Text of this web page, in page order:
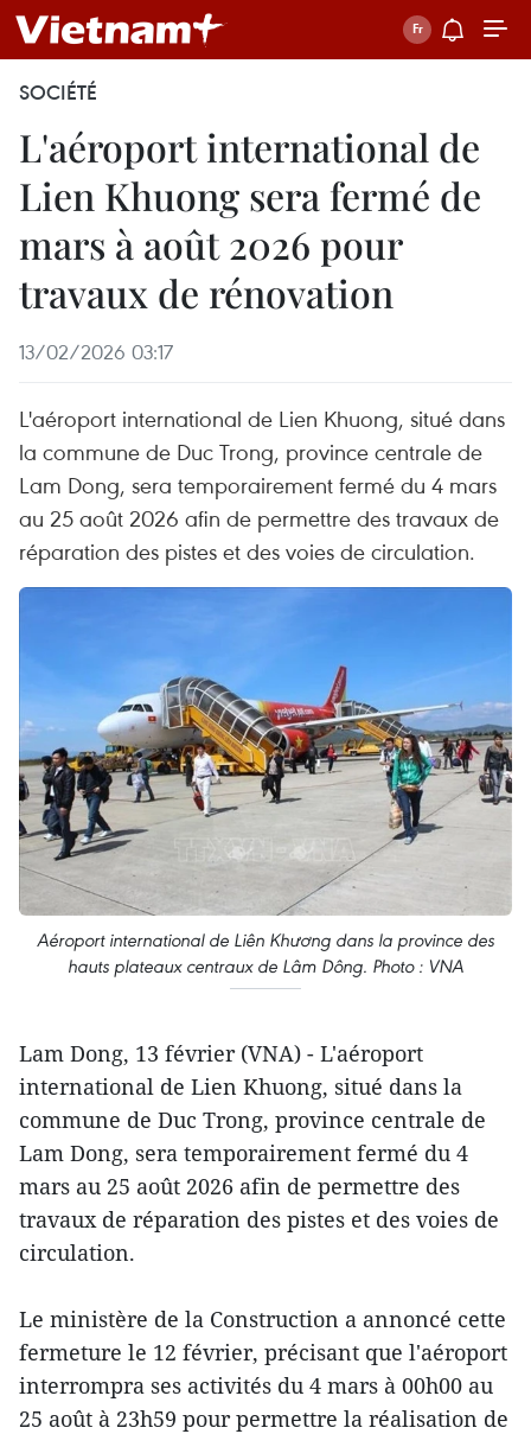
SOCIÉTÉ
L'aéroport international de
Lien Khuong sera fermé de
mars à août 2026 pour
travaux de rénovation
13/02/2026 03:17
L'aéroport international de Lien Khuong, situé dans
la commune de Duc Trong, province centrale de
Lam Dong, sera temporairement fermé du 4 mars
au 25 août 2026 afin de permettre des travaux de
réparation des pistes et des voies de circulation.
Aéroport international de Liên Khương dans la province des
hauts plateaux centraux de Lâm Dông. Photo : VNA
Lam Dong, 13 février (VNA) - L'aéroport
international de Lien Khuong, situé dans la
commune de Duc Trong, province centrale de
Lam Dong, sera temporairement fermé du 4
mars au 25 août 2026 afin de permettre des
travaux de réparation des pistes et des voies de
circulation.
Le ministère de la Construction a annoncé cette
fermeture le 12 février, précisant que l'aéroport
interrompra ses activités du 4 mars à 00h00 au
25 août à 23h59 pour permettre la réalisation de